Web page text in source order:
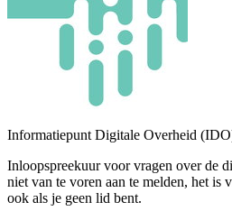
Informatiepunt Digitale Overheid
Inloopspreekuur voor vragen over de
niet van te voren aan te melden, het is
ook als je geen lid bent.